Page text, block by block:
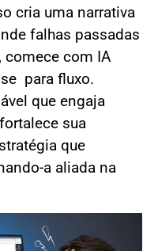
cria uma narrativa
falhas passadas
comece com IA
para fluxo.
que engaja
sua
que
a aliada na